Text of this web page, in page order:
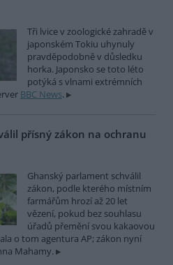
Tři lvice v zoologické zahradě v
japonském Tokiu uhynuly
pravděpodobně v důsledku
horka. Japonsko se toto léto
potýká s vlnami extrémních
BBC News.
přísný zákon na ochranu
Ghanský parlament schválil
zákon, podle kterého místním
farmářům hrozí až 20 let
vězení, pokud bez souhlasu
úřadů přemění svou kakaovou
o tom agentura AP; zákon nyní
Mahamy.